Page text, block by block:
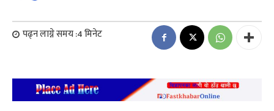
पढ्न लाग्ने समय :4मिनेट